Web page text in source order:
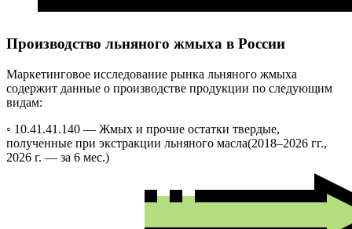
Производство льняного жмыха в России
Маркетинговое исследование рынка льняного жмыха
содержит данные о производстве продукции по следующим
видам:
◦ 10.41.41.140 — Жмых и прочие остатки твердые,
полученные при экстракции льняного масла(2018–2026 гг.,
2026 г. — за 6 мес.)